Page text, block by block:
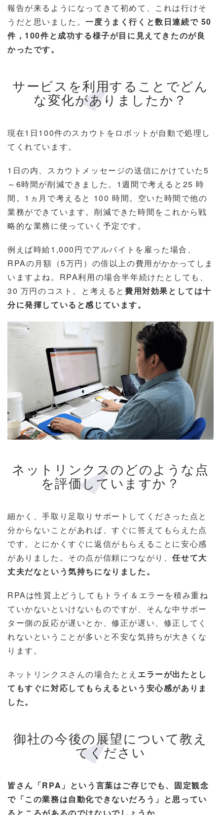
報告が来るようになってきて初めて、これは行けそ
うだと思いました。一度うまく行くと数日連続で 50
件，100件と成功する様子が目に見えてきたのが良
かったです。
サービスを利用することでどん
な変化がありましたか？
現在1日100件のスカウトをロボットが自動で処理し
てくれています。
1日の内、スカウトメッセージの送信にかけていた5
～6時間が削減できました。1週間で考えると25 時
間。1ヵ月で考えると 100 時間。空いた時間で他の
業務ができています。削減できた時間をこれから戦
略的な業務に使っていく予定です。
例えば時給1,000円でアルバイトを雇った場合、
RPAの月額（5万円）の倍以上の費用がかかってしま
いますよね。RPA利用の場合半年続けたとしても、
30 万円のコスト。と考えると費用対効果としては十
分に発揮していると感じています。
ネットリンクスのどのような点
を評価していますか？
細かく、手取り足取りサポートしてくださった点と
分からないことがあれば、すぐに答えてもらえた点
です。とにかくすぐに返信がもらえることに安心感
がありました。その点が信頼につながり、任せて大
丈夫だなという気持ちになりました。
RPAは性質上どうしてもトライ＆エラーを積み重ね
ていかないといけないものですが、そんな中サポー
ター側の反応が遅いとか、修正が遅い、修正してく
れないということが多いと不安な気持ちが大きくな
ります。
ネットリンクスさんの場合たとえ エラーが出たとし
てもすぐに対応してもらえるという安心感がありま
した。
御社の今後の展望について教え
てください
皆さん「RPA」という言葉はご存じでも、固定観念
で「この業務は自動化できないだろう」と思ってい
るところがあるのではないでしょうか。